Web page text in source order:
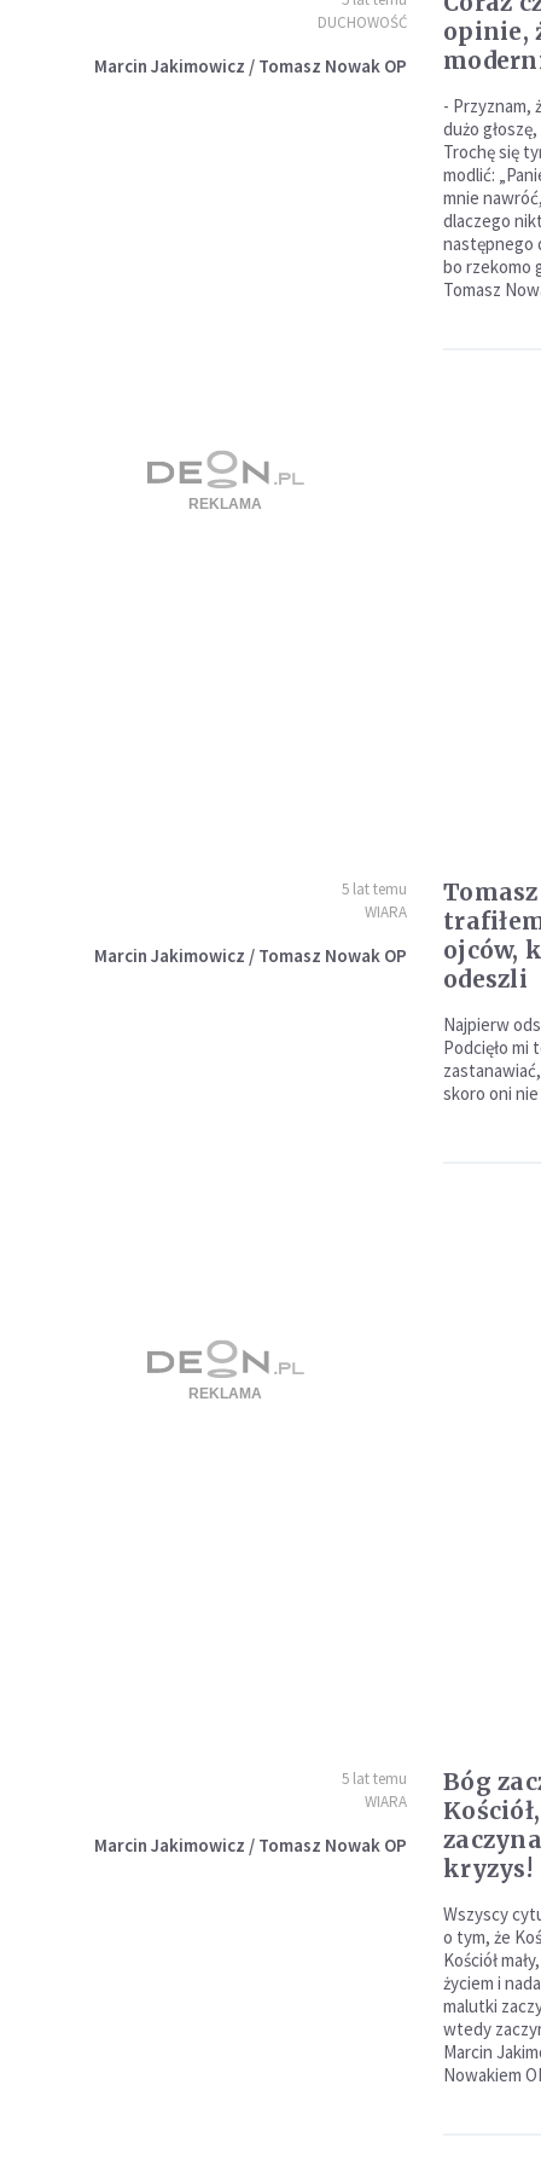
DUCHOWOŚĆ
Marcin Jakimowicz / Tomasz Nowak OP
opinie,
- Przyznam,
dużo
Trochę się
modlić:
mnie
dlaczego
następnego
bo rzekomo
Tomasz
5 lat temu
WIARA
Marcin Jakimowicz / Tomasz Nowak OP
ojców,
odeszli
Najpierw
Podcięło mi
skoro oni
5 lat temu
WIARA
Marcin Jakimowicz / Tomasz Nowak OP
Bóg
kryzys!
Wszyscy
o tym, że
Kościół
życiem i
malutki
wtedy
Marcin
Nowakiem